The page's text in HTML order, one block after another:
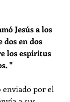
Jesús a los
dos en dos
"
enviado por el